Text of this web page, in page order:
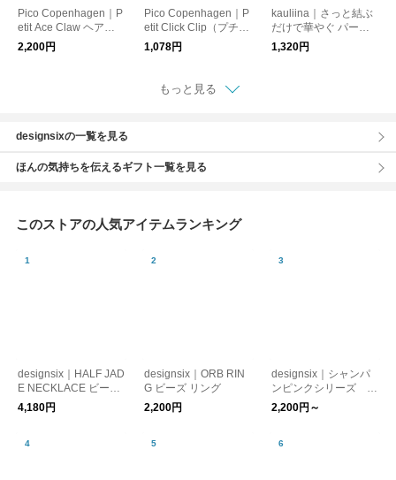
Pico Copenhagen｜P
etit Ace Claw ヘアク
リップ
2,200円
Pico Copenhagen｜P
etit Click Clip（プチク
リッククリップ）ヘア
ピン【メール便】
1,078円
kauliina｜さっと結ぶ
だけで華やぐ パール
とビジューのヘアゴム
2点セット
1,320円
もっと見る
designsixの一覧を見る
ほんの気持ちを伝えるギフト一覧を見る
このストアの人気アイテムランキング
designsix｜HALF JAD
E NECKLACE ビーズ
ネックレス
4,180円
designsix｜ORB RIN
G ビーズ リング
2,200円
designsix｜シャンパ
ンピンクシリーズ オ
ケージョンアクセサリ
ー
2,200円～